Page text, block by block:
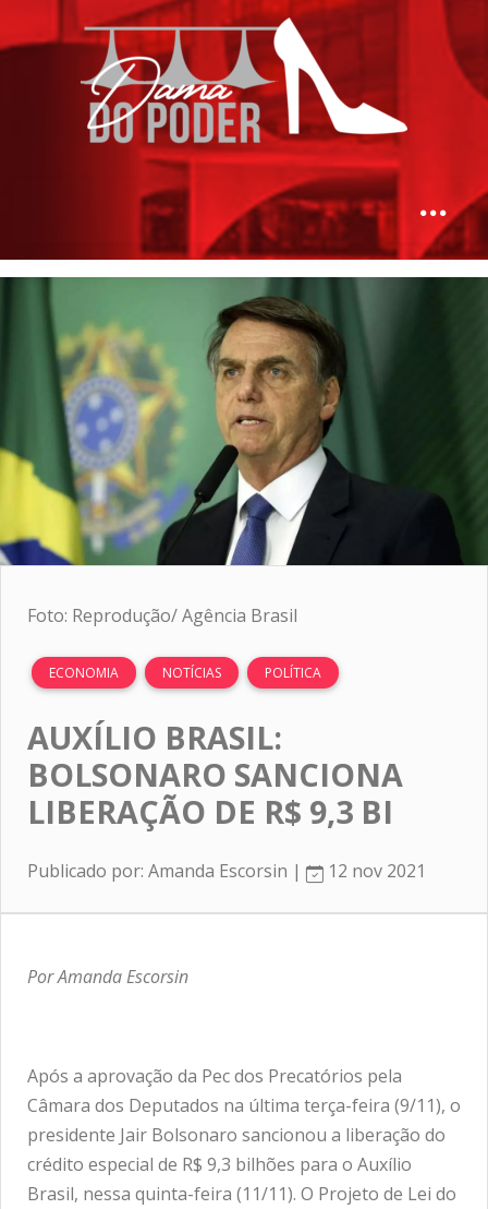
Foto: Reprodução/ Agência Brasil
ECONOMIA NOTÍCIAS POLÍTICA
AUXÍLIO BRASIL:
BOLSONARO SANCIONA
LIBERAÇÃO DE R$ 9,3 BI
Publicado por: Amanda Escorsin | 12 nov 2021
Por Amanda Escorsin
Após a aprovação da Pec dos Precatórios pela
Câmara dos Deputados na última terça-feira (9/11), o
presidente Jair Bolsonaro sancionou a liberação do
crédito especial de R$ 9,3 bilhões para o Auxílio
Brasil, nessa quinta-feira (11/11). O Projeto de Lei do